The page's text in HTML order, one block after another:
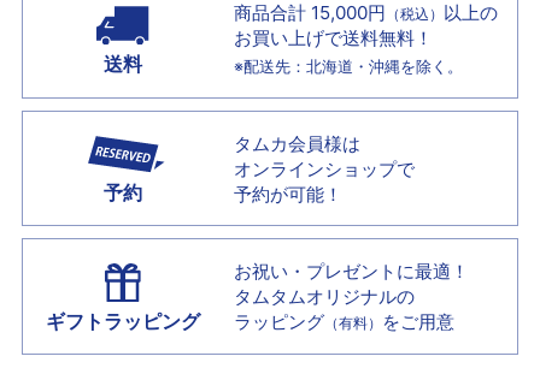
送料
商品合計 15,000円 （税込） 以上の
お買い上げで送料無料！
※配送先：北海道・沖縄を除く。
予約
タムカ会員様は
オンラインショップで
予約が可能！
ギフトラッピング
お祝い・プレゼントに最適！
タムタムオリジナルの
ラッピング （有料） をご用意